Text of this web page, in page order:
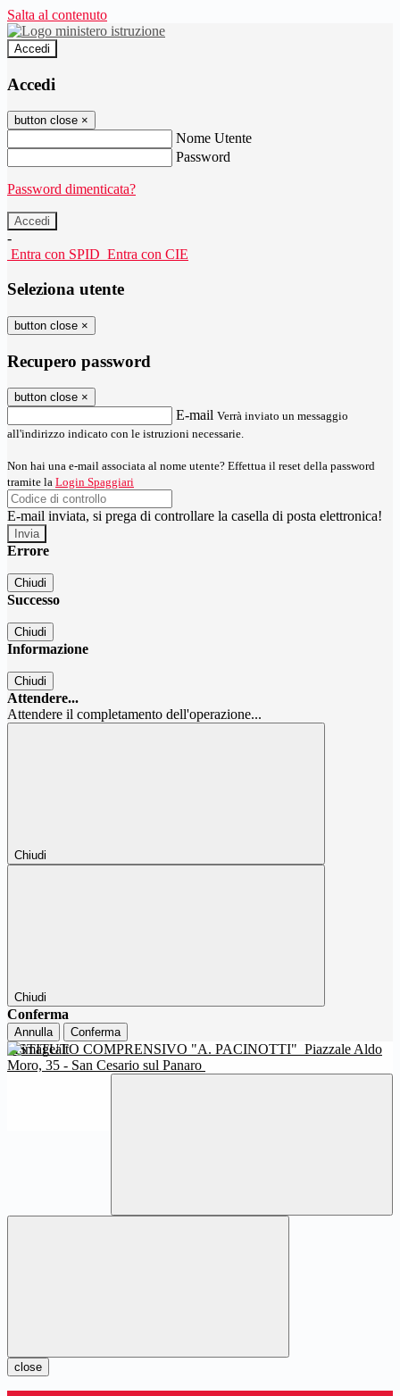
Salta al contenuto
Accedi
Accedi
button close ×
Nome Utente
Password
Password dimenticata?
-
Entra con SPID Entra con CIE
Seleziona utente
button close ×
Recupero password
button close ×
E-mail Verrà inviato un messaggio
all'indirizzo indicato con le istruzioni necessarie.
Non hai una e-mail associata al nome utente? Effettua il reset della password
tramite la Login Spaggiari
E-mail inviata, si prega di controllare la casella di posta elettronica!
Errore
Chiudi
Successo
Chiudi
Informazione
Chiudi
Attendere...
Attendere il completamento dell'operazione...
Chiudi
Chiudi
Conferma
Annulla Conferma
ISTITUTO COMPRENSIVO "A. PACINOTTI" Piazzale Aldo
Moro, 35 - San Cesario sul Panaro
close